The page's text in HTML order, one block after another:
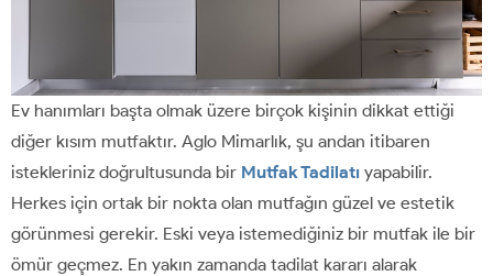
Ev hanımları başta olmak üzere birçok kişinin dikkat ettiği
diğer kısım mutfaktır. Aglo Mimarlık, şu andan itibaren
istekleriniz doğrultusunda bir Mutfak Tadilatı yapabilir.
Herkes için ortak bir nokta olan mutfağın güzel ve estetik
görünmesi gerekir. Eski veya istemediğiniz bir mutfak ile bir
ömür geçmez. En yakın zamanda tadilat kararı alarak